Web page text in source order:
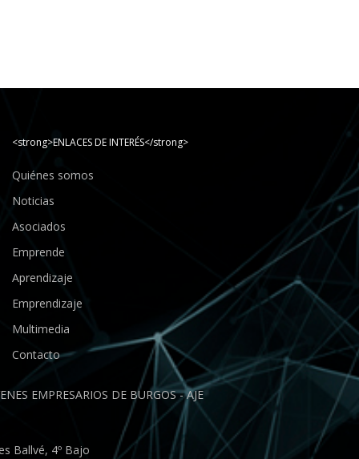
<strong>ENLACES DE INTERÉS</strong>
Quiénes somos
Noticias
Asociados
Emprende
Aprendizaje
Emprendizaje
Multimedia
Contacto
EMPRESARIOS DE BURGOS - AJE
Ballvé, 4º Bajo